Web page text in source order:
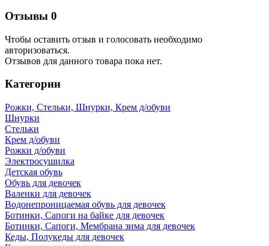
Отзывы 0
Чтобы оcтавить отзыв и голосовать необходимо
авторизоваться.
Отзывов для данного товара пока нет.
Категории
Рожки, Стельки, Шнурки, Крем д/обуви
Шнурки
Стельки
Крем д/обуви
Рожки д/обуви
Электросушилка
Детская обувь
Обувь для девочек
Валенки для девочек
Водонепроницаемая обувь для девочек
Ботинки, Сапоги на байке для девочек
Ботинки, Сапоги, Мембрана зима для девочек
Кеды, Полукеды для девочек